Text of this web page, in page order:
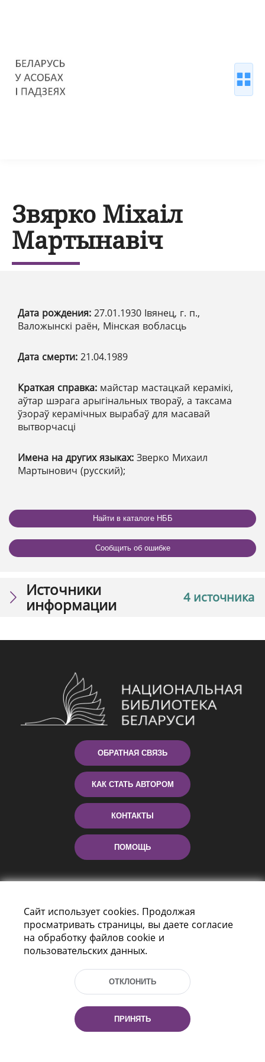
Звярко Міхаіл
Мартынавіч
Дата рождения: 27.01.1930 Івянец, г. п.,
Валожынскі раён, Мінская вобласць
Дата смерти: 21.04.1989
Краткая справка: майстар мастацкай керамікі,
аўтар шэрага арыгінальных твораў, а таксама
ўзораў керамічных вырабаў для масавай
вытворчасці
Имена на других языках: Зверко Михаил
Мартынович (русский);
Найти в каталоге НББ
Сообщить об ошибке
4 источника
Источники
информации
ОБРАТНАЯ СВЯЗЬ
КАК СТАТЬ АВТОРОМ
КОНТАКТЫ
ПОМОЩЬ
Пр-т Независимости 116
г. Минск, Республика Беларусь, 220114
Тел.: (+375 17) 368 37 37, Факс: (+375 17)
Эл. почта: inbox@nlb.by
Сайт использует cookies. Продолжая
просматривать страницы, вы даете согласие
на обработку файлов cookie и
пользовательских данных.
ОТКЛОНИТЬ
ПРИНЯТЬ